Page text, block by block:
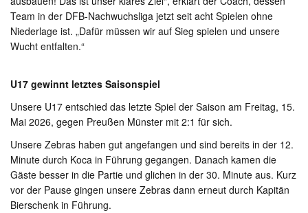
Team in der DFB-Nachwuchsliga jetzt seit acht Spielen ohne
Niederlage ist. „Dafür müssen wir auf Sieg spielen und unsere
Wucht entfalten.“
U17 gewinnt letztes Saisonspiel
Unsere U17 entschied das letzte Spiel der Saison am Freitag, 15.
Mai 2026, gegen Preußen Münster mit 2:1 für sich.
Unsere Zebras haben gut angefangen und sind bereits in der 12.
Minute durch Koca in Führung gegangen. Danach kamen die
Gäste besser in die Partie und glichen in der 30. Minute aus. Kurz
vor der Pause gingen unsere Zebras dann erneut durch Kapitän
Bierschenk in Führung.